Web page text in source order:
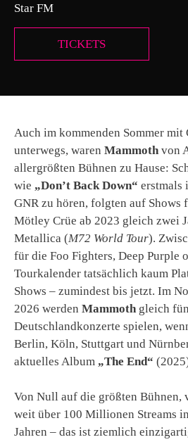
Star FM
TICKETS
Auch im kommenden Sommer mit
unterwegs, waren Mammoth von
allergrößten Bühnen zu Hause:
wie „Don’t Back Down“ erstmals
GNR zu hören, folgten auf Shows
Mötley Crüe ab 2023 gleich zwei
Metallica (M72 World Tour).
für die Foo Fighters, Deep Purple
Tourkalender tatsächlich kaum
Shows – zumindest bis jetzt. Im
2026 werden Mammoth gleich
Deutschlandkonzerte spielen,
Berlin, Köln, Stuttgart und
aktuelles Album „The End“
Von Null auf die größten Bühnen,
weit über 100 Millionen Streams
Jahren – das ist ziemlich